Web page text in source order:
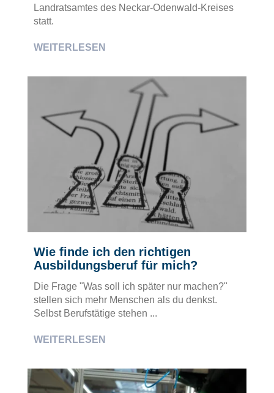
Landratsamtes des Neckar-Odenwald-Kreises
statt.
WEITERLESEN
Wie finde ich den richtigen
Ausbildungsberuf für mich?
Die Frage "Was soll ich später nur machen?"
stellen sich mehr Menschen als du denkst.
Selbst Berufstätige stehen ...
WEITERLESEN